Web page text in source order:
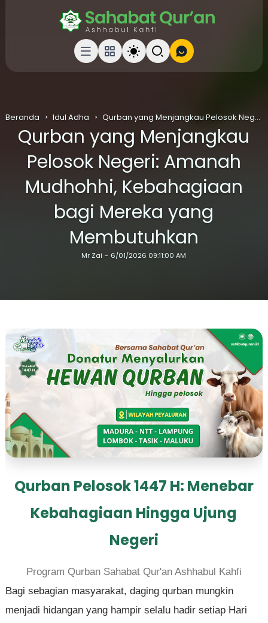
Beranda Idul Adha Qurban yang Menjangkau Pelosok Negeri: Amanah Mudhohhi, Kebahagiaan bagi Mereka yang Membutuhkan
Mr Zai 6/01/2026 09:11:00 AM
Qurban yang Menjangkau
Pelosok Negeri: Amanah
Mudhohhi, Kebahagiaan
bagi Mereka yang
Membutuhkan
Qurban Pelosok 1447 H: Menebar
Kebahagiaan Hingga Ujung
Negeri
Program Qurban Sahabat Qur'an Ashhabul Kahfi
Bagi sebagian masyarakat, daging qurban mungkin
menjadi hidangan yang hampir selalu hadir setiap Hari